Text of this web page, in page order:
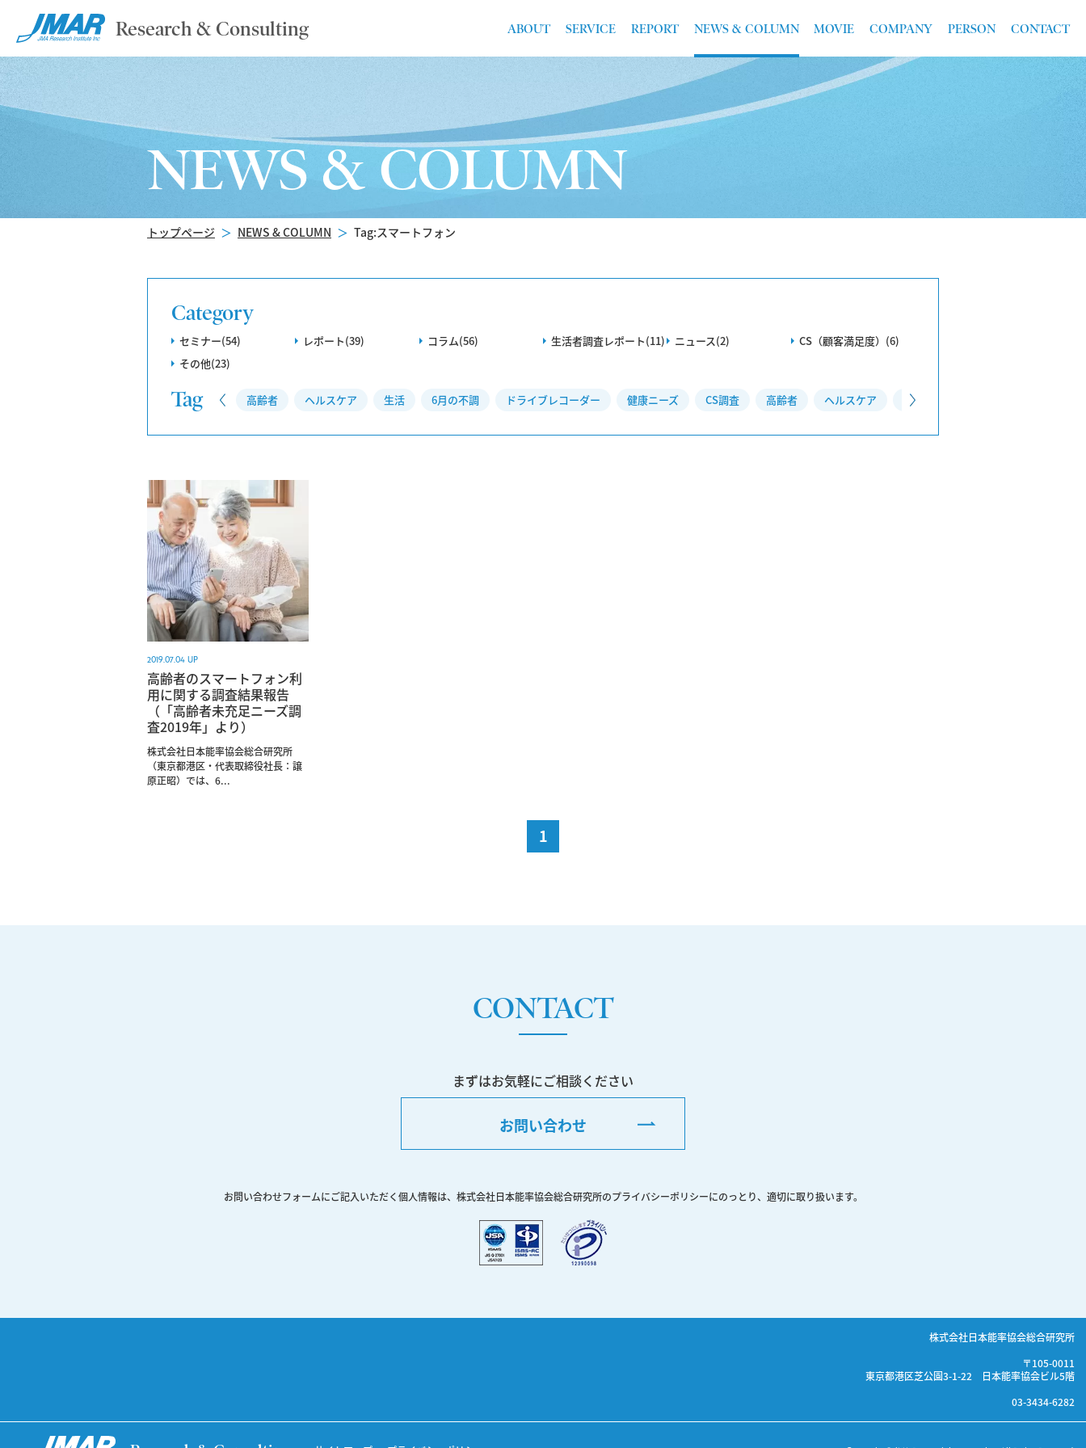
Research & Consulting ABOUT SERVICE REPORT NEWS & COLUMN MOVIE COMPANY PERSON CONTACT
NEWS & COLUMN
トップページ ＞ NEWS & COLUMN ＞ Tag:スマートフォン
Category
セミナー(54) レポート(39) コラム(56) 生活者調査レポート(11) ニュース(2)
CS（顧客満足度）(6)
その他(23)
Tag
CS調査 高齢者 ヘルスケア 生活 6月の不調 ドライブレコーダー 健康ニーズ CS調査 高齢者 ヘルスケア 生活
2019.07.04 UP
高齢者のスマートフォン利
用に関する調査結果報告
（「高齢者未充足ニーズ調
査2019年」より）
株式会社日本能率協会総合研究所
（東京都港区・代表取締役社長：譲
原正昭）では、6...
1
CONTACT
まずはお気軽にご相談ください
お問い合わせ
お問い合わせフォームにご記入いただく個人情報は、株式会社日本能率協会総合研究所のプライバシーポリシーにのっとり、適切に取り扱います。
株式会社日本能率協会総合研究所
〒105-0011
東京都港区芝公園3-1-22 日本能率協会ビル5階
03-3434-6282